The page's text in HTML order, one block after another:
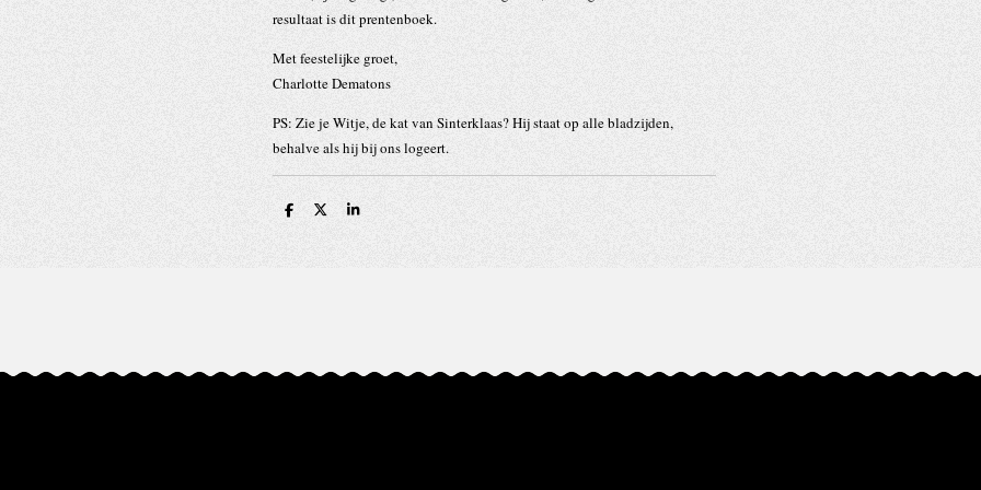
resultaat is dit prentenboek.
Met feestelijke groet,
Charlotte Dematons
PS: Zie je Witje, de kat van Sinterklaas? Hij staat op alle bladzijden,
behalve als hij bij ons logeert.
D
D
S